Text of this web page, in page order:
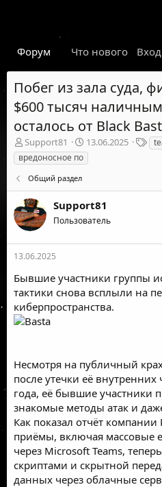
Форум Что нового Вход
Побег из зала суда,
$600 тысяч
осталось от Black
А
в
т
о
р
т
е
м
Support81
Д
а
т
н
а
а
13.06.2025
Т
е
вредоносное по
Общий раздел
Support81
Пользователь
13.06.2025
Бывшие участники группы
тактики снова всплыли на
киберпространства.
Несмотря на публичный
после утечки её внутренних
года, её бывшие участники
знакомые методы атак и
Как показал отчёт компании
приёмы, включая массовые
через Microsoft Teams,
скриптами и скрытной
данных через облачные